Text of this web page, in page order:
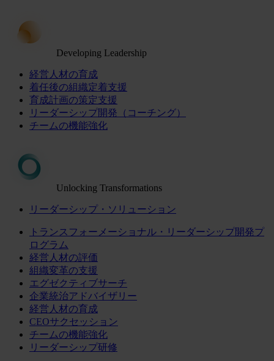
Developing Leadership
経営人材の育成
着任後の組織定着支援
育成計画の策定支援
リーダーシップ開発（コーチング）
チームの機能強化
Unlocking Transformations
リーダーシップ・ソリューション
トランスフォーメーショナル・リーダーシップ開発プ
ログラム
経営人材の評価
組織変革の支援
エグゼクティブサーチ
企業統治アドバイザリー
経営人材の育成
CEOサクセッション
チームの機能強化
リーダーシップ研修